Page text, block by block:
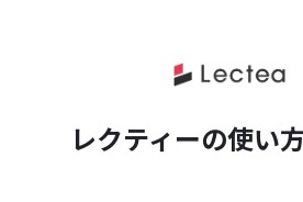
レクティーの使い